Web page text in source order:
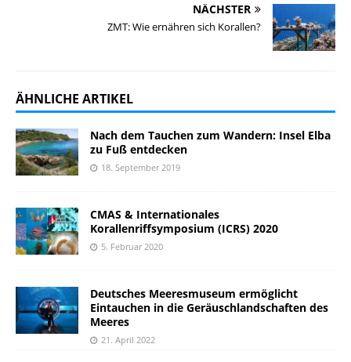
NÄCHSTER
ZMT: Wie ernähren sich Korallen?
ÄHNLICHE ARTIKEL
Nach dem Tauchen zum Wandern: Insel Elba
zu Fuß entdecken
18. September 2019
CMAS & Internationales
Korallenriffsymposium (ICRS) 2020
5. Februar 2020
Deutsches Meeresmuseum ermöglicht
Eintauchen in die Geräuschlandschaften des
Meeres
21. April 2022